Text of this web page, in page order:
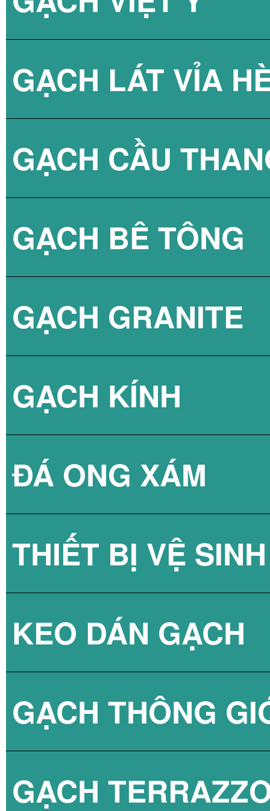
GẠCH LÁT VỈA
GẠCH BLOCK
GẠCH LÁT VỈA
GẠCH CẦU
GẠCH BÊ TÔNG
GẠCH 3D BÊ
GẠCH GRANITE
GẠCH KÍNH
GẠCH KÍNH
GẠCH KÍNH
GẠCH KÍNH
ĐÁ ONG XÁM
THIẾT BỊ VỆ SINH
SEN TẮM
VÒI CHẬU
BỒN CẦU
KEO DÁN GẠCH
KEO DÁN
KEO DÁN
GẠCH THÔNG
GẠCH